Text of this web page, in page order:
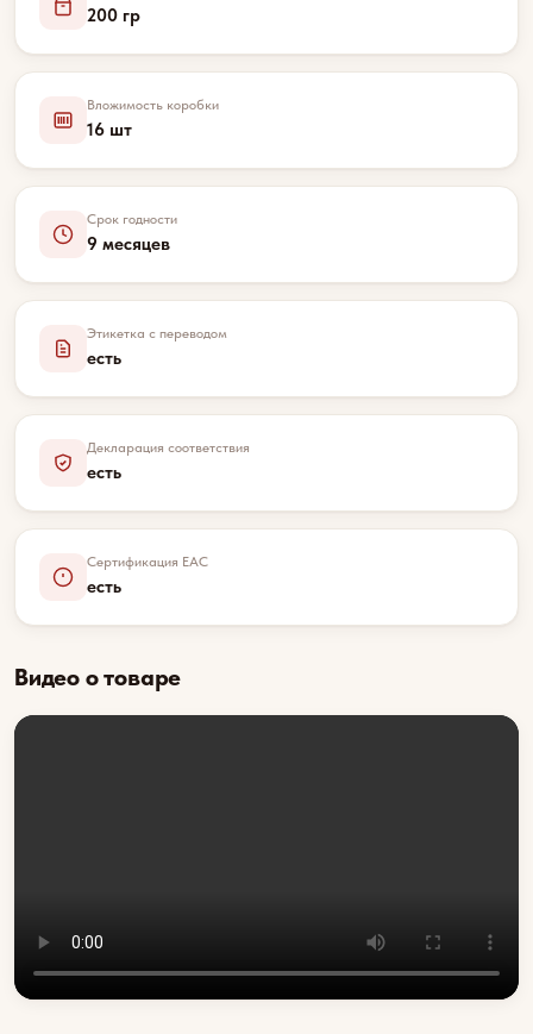
200 гр
Вложимость коробки
16 шт
Срок годности
9 месяцев
Этикетка с переводом
есть
Декларация соответствия
есть
Сертификация EAC
есть
Видео о товаре